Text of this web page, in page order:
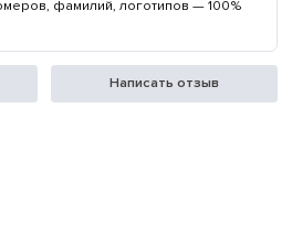
фамилий, логотипов — 100%
Написать отзыв